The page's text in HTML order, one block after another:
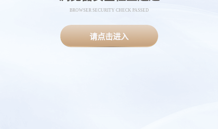
BROWSER SECURITY CHECK PASSED
请点击进入